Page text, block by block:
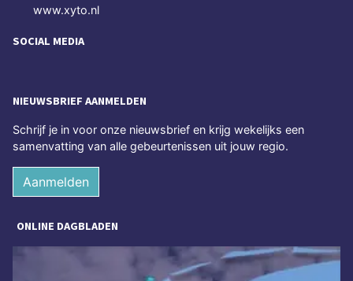
www.xyto.nl
SOCIAL MEDIA
NIEUWSBRIEF AANMELDEN
Schrijf je in voor onze nieuwsbrief en krijg wekelijks een
samenvatting van alle gebeurtenissen uit jouw regio.
Aanmelden
ONLINE DAGBLADEN